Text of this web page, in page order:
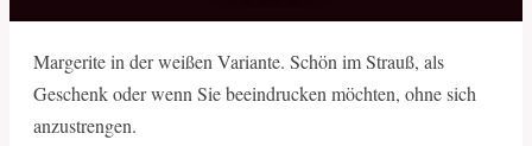
Margerite in der weißen Variante. Schön im Strauß, als
Geschenk oder wenn Sie beeindrucken möchten, ohne sich
anzustrengen.